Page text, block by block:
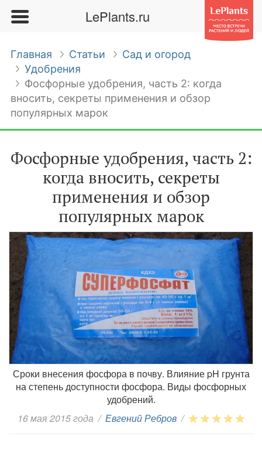
LePlants.ru
Главная Статьи
Сад и огород
Удобрения
Фосфорные удобрения, часть 2: когда
вносить, секреты применения и обзор
популярных марок
Фосфорные удобрения, часть 2:
когда вносить, секреты
применения и обзор
популярных марок
Сроки внесения фосфора в почву. Влияние pH грунта
на степень доступности фосфора. Виды фосфорных
удобрений.
16 мая 2015 года / Евгений Ребров /